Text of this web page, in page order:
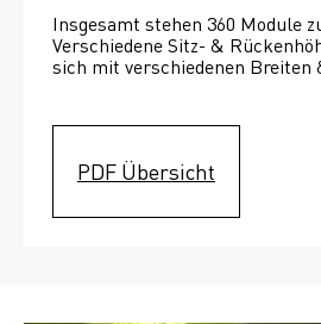
Insgesamt stehen 360 Module
Verschiedene Sitz- &
sich mit verschiedenen Breiten
PDF Übersicht